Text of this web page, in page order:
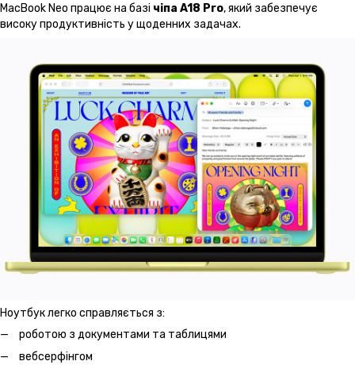
MacBook Neo працює на базі чіпа A18 Pro, який забезпечує
високу продуктивність у щоденних задачах.
Ноутбук легко справляється з:
роботою з документами та таблицями
вебсерфінгом